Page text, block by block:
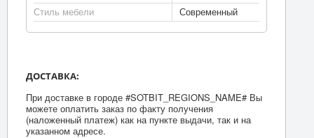
Стиль мебели
Современный
ДОСТАВКА:
При доставке в городе #SOTBIT_REGIONS_NAME# Вы
можете оплатить заказ по факту получения
(наложенный платеж) как на пункте выдачи, так и на
указанном адресе.